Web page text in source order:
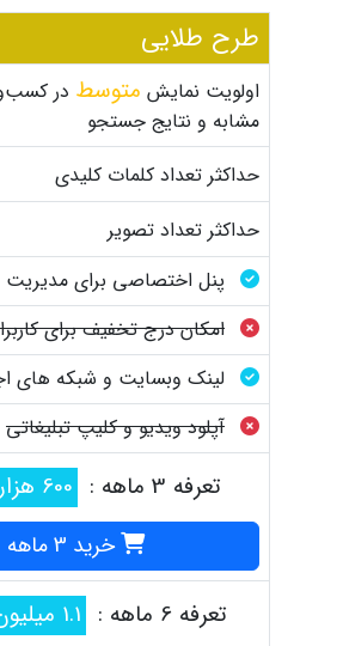
طرح طلایی
اولویت نمایش متوسط در
مشابه و نتایج جستجو
حداکثر تعداد کلمات کلیدی
حداکثر تعداد تصویر
پنل اختصاصی برای
امکان درج تخفیف برای
لینک وبسایت و شبکه های
آپلود ویدیو و کلیپ تبلیغاتی
تعرفه 3 ماهه : 600 هزار تومان
خرید 3 ماهه
تعرفه 6 ماهه : 1.1 میلیون تومان